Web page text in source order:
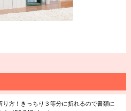
り方！きっちり３等分に折れるので書類に